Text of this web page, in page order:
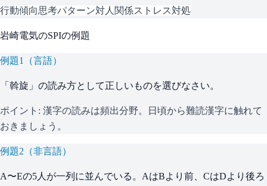
行動傾向思考パターン対人関係ストレス対処
岩崎電気のSPIの例題
例題1 （言語）
「斡旋」の読み方として正しいものを選びなさい。
ポイント: 漢字の読みは頻出分野。日頃から難読漢字に触れて
おきましょう。
例題2 （非言語）
A〜Eの5人が一列に並んでいる。AはBより前、CはDより後ろ